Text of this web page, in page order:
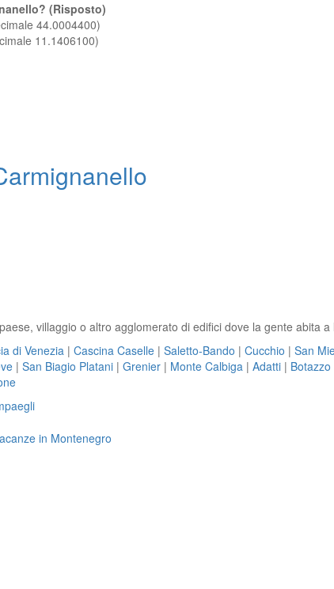
(Risposto)
44.0004400)
11.1406100)
villaggio o altro agglomerato di edifici dove la gente abita a
di Venezia | Cascina Caselle | Saletto-Bando | Cucchio | San
| San Biagio Platani | Grenier | Monte Calbiga | Adatti | Botazzo
in Montenegro